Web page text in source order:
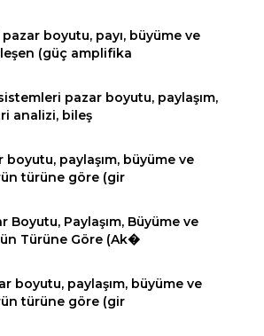
pazar boyutu, payı, büyüme ve
(güç amplifika
sistemleri pazar boyutu, paylaşım,
analizi, bileş
boyutu, paylaşım, büyüme ve
türüne göre (gir
Boyutu, Paylaşım, Büyüme ve
Türüne Göre (Ak�
boyutu, paylaşım, büyüme ve
türüne göre (gir